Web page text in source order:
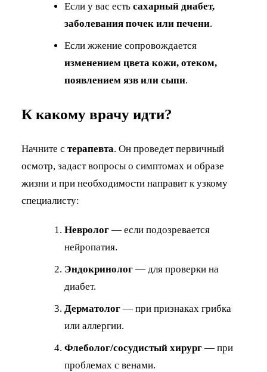
Если у вас есть сахарный диабет,
заболевания почек или печени.
Если жжение сопровождается
изменением цвета кожи, отеком,
появлением язв или сыпи.
К какому врачу идти?
Начните с терапевта. Он проведет первичный
осмотр, задаст вопросы о симптомах и образе
жизни и при необходимости направит к узкому
специалисту:
Невролог — если подозревается
нейропатия.
Эндокринолог — для проверки на
диабет.
Дерматолог — при признаках грибка
или аллергии.
Флеболог/сосудистый хирург — при
проблемах с венами.